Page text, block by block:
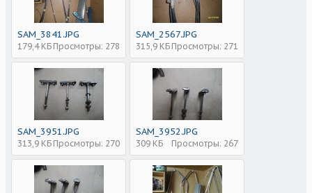
SAM_3841.JPG
179,4 КБ Просмотры: 278
SAM_2567.JPG
315,9 КБ Просмотры: 271
SAM_3951.JPG
313,9 КБ Просмотры: 270
SAM_3952.JPG
309 КБ Просмотры: 267